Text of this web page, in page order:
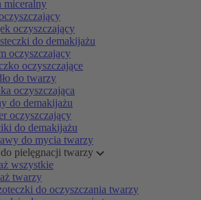
miceralny
oczyszczający
do demakijażu
oczyszczający
oczyszczające
do twarzy
oczyszczająca
do demakijażu
oczyszczający
do demakijażu
do mycia twarzy
pielęgnacji twarzy
wszystkie
twarzy
do oczyszczania twarzy